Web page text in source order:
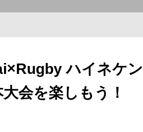
ハイネケ
会を楽しもう！